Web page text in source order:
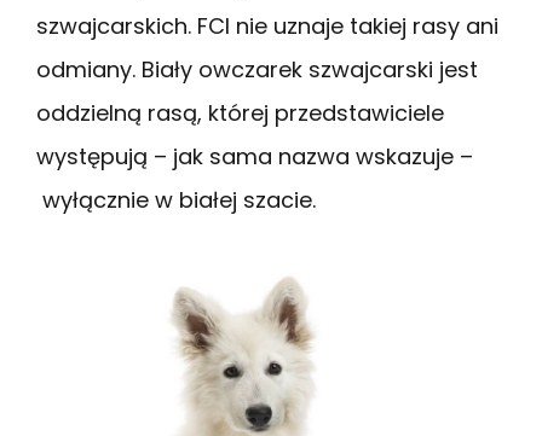
szwajcarskich. FCI nie uznaje takiej rasy ani
odmiany. Biały owczarek szwajcarski jest
oddzielną rasą, której przedstawiciele
występują – jak sama nazwa wskazuje –
wyłącznie w białej szacie.